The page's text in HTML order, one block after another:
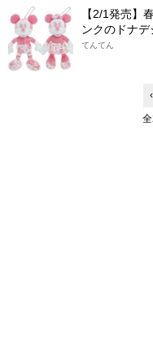
【2/1発売】
ンクのドナデ
てんてん
‹